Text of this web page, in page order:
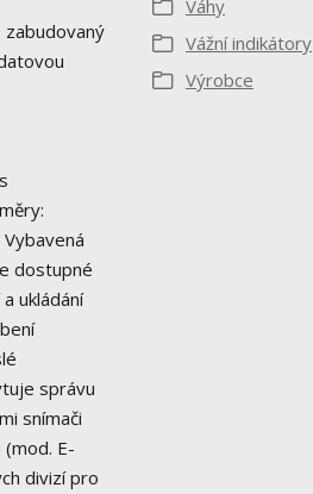
dostupné
ukládání
správu
snímači
E-
divizí pro
Váhy
Vážní indikátory
Výrobce